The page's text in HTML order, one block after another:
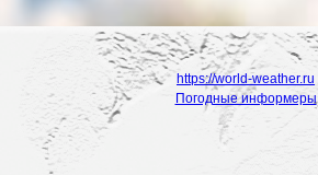
https://world-weather.ru
Погодные информеры